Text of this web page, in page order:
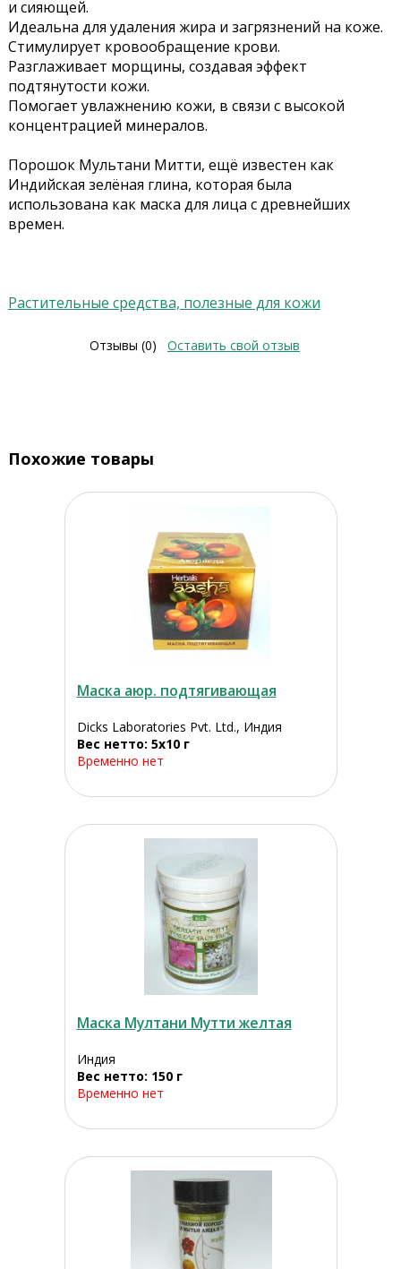
и сияющей.
Идеальна для удаления жира и загрязнений на коже.
Стимулирует кровообращение крови.
Разглаживает морщины, создавая эффект
подтянутости кожи.
Помогает увлажнению кожи, в связи с высокой
концентрацией минералов.
Порошок Мультани Митти, ещё известен как
Индийская зелёная глина, которая была
использована как маска для лица с древнейших
времен.
Растительные средства, полезные для кожи
Отзывы (0) Оставить свой отзыв
Похожие товары
Маска аюр. подтягивающая
Dicks Laboratories Pvt. Ltd., Индия
Вес нетто: 5х10 г
Временно нет
Маска Мултани Мутти желтая
Индия
Вес нетто: 150 г
Временно нет